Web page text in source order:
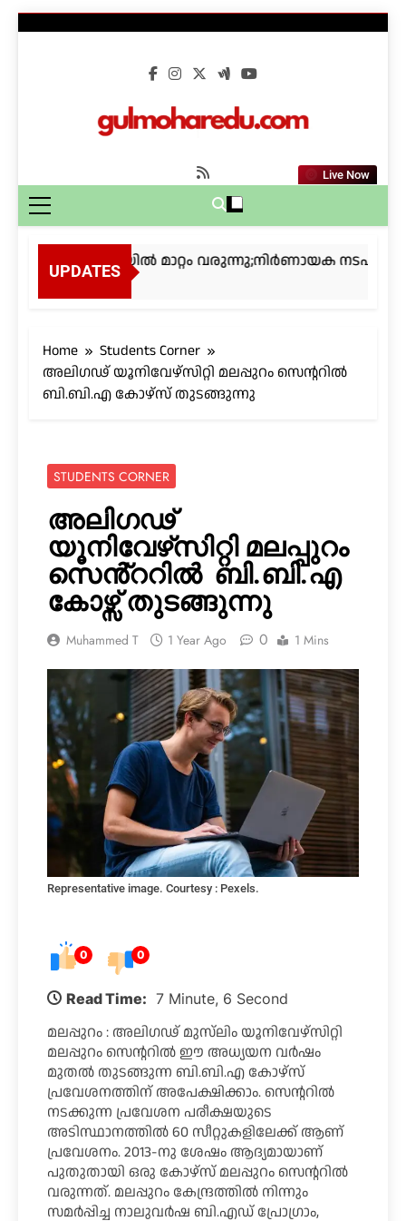
Live Now
UPDATES
കീം പരീക്ഷയിൽ മാറ്റം വരുന്നു;നിർണായക
Home
Students Corner
അലിഗഢ് യൂനിവേഴ്‌സിറ്റി മലപ്പുറം സെൻ്ററിൽ
ബി.ബി.എ കോഴ്സ് തുടങ്ങുന്നു
STUDENTS CORNER
അലിഗഢ്
യൂനിവേഴ്‌സിറ്റി മലപ്പുറം
സെൻ്ററിൽ ബി.ബി.എ
കോഴ്സ് തുടങ്ങുന്നു
Muhammed T 1 Year Ago 0 1 Mins
Representative image. Courtesy : Pexels.
0 0
Read Time: 7 Minute, 6 Second
മലപ്പുറം : അലിഗഢ് മുസ്‌ലിം യൂനിവേഴ്‌സിറ്റി
മലപ്പുറം സെൻ്ററിൽ ഈ അധ്യയന വർഷം
മുതൽ തുടങ്ങുന്ന ബി.ബി.എ കോഴ്സ്
പ്രവേശനത്തിന് അപേക്ഷിക്കാം. സെന്ററിൽ
നടക്കുന്ന പ്രവേശന പരീക്ഷയുടെ
അടിസ്ഥാനത്തിൽ 60 സീറ്റുകളിലേക്ക് ആണ്
പ്രവേശനം. 2013-നു ശേഷം ആദ്യമായാണ്
പുതുതായി ഒരു കോഴ്സ് മലപ്പുറം സെന്ററിൽ
വരുന്നത്. മലപ്പുറം കേന്ദ്രത്തിൽ നിന്നും
സമർപ്പിച്ച നാലുവർഷ ബി.എഡ് പ്രോഗ്രാം,